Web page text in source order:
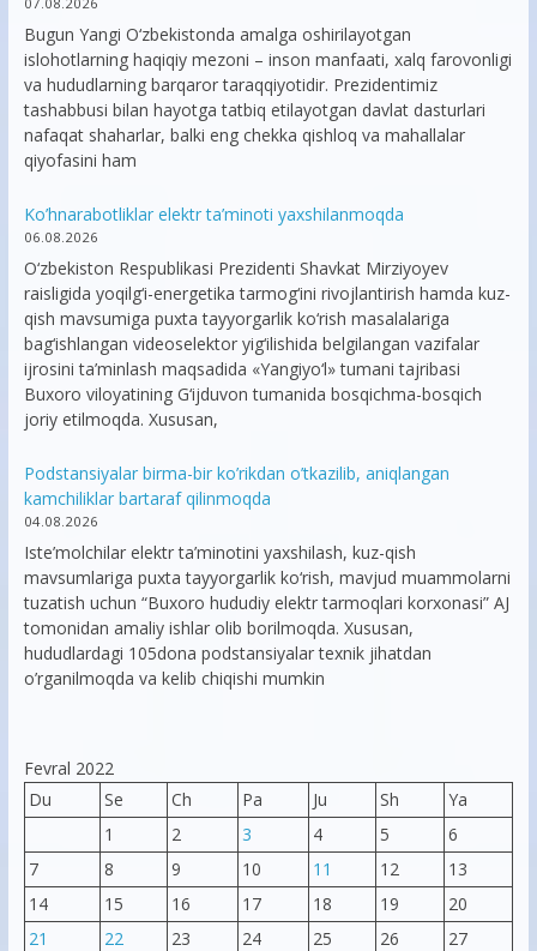
Bugun Yangi O‘zbekistonda amalga oshirilayotgan
islohotlarning haqiqiy mezoni – inson manfaati, xalq farovonligi
va hududlarning barqaror taraqqiyotidir. Prezidentimiz
tashabbusi bilan hayotga tatbiq etilayotgan davlat dasturlari
nafaqat shaharlar, balki eng chekka qishloq va mahallalar
qiyofasini ham
Ko’hnarabotliklar elektr ta’minoti yaxshilanmoqda
06.08.2026
O‘zbekiston Respublikasi Prezidenti Shavkat Mirziyoyev
raisligida yoqilg‘i-energetika tarmog‘ini rivojlantirish hamda kuz-
qish mavsumiga puxta tayyorgarlik ko‘rish masalalariga
bag‘ishlangan videoselektor yig‘ilishida belgilangan vazifalar
ijrosini ta’minlash maqsadida «Yangiyo‘l» tumani tajribasi
Buxoro viloyatining G‘ijduvon tumanida bosqichma-bosqich
joriy etilmoqda. Xususan,
Podstansiyalar birma-bir ko’rikdan o’tkazilib, aniqlangan
kamchiliklar bartaraf qilinmoqda
04.08.2026
Iste’molchilar elektr ta’minotini yaxshilash, kuz-qish
mavsumlariga puxta tayyorgarlik ko‘rish, mavjud muammolarni
tuzatish uchun “Buxoro hududiy elektr tarmoqlari korxonasi” AJ
tomonidan amaliy ishlar olib borilmoqda. Xususan,
hududlardagi 105dona podstansiyalar texnik jihatdan
o’rganilmoqda va kelib chiqishi mumkin
Fevral 2022
Du
Se Ch Pa Ju Sh
Ya
1
2 3 4 5
6
7
8 9 10 11 12
13
14
15 16 17 18 19
20
21
22 23 24 25 26
27